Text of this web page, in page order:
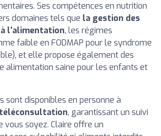
Ses compétences en nutrition
domaines tels que la gestion des
l'alimentation, les régimes
faible en FODMAP pour le syndrome
et elle propose également des
alimentation saine pour les enfants et
sont disponibles en personne à
téléconsultation, garantissant un suivi
vous soyez. Claire offre un